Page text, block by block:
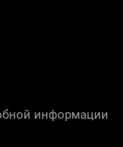
информации